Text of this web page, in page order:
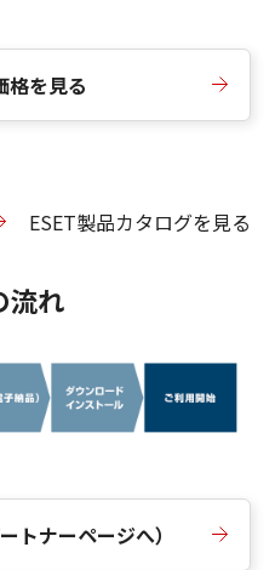
格を見る
ESET製品カタログを見る
流れ
トナーページへ）